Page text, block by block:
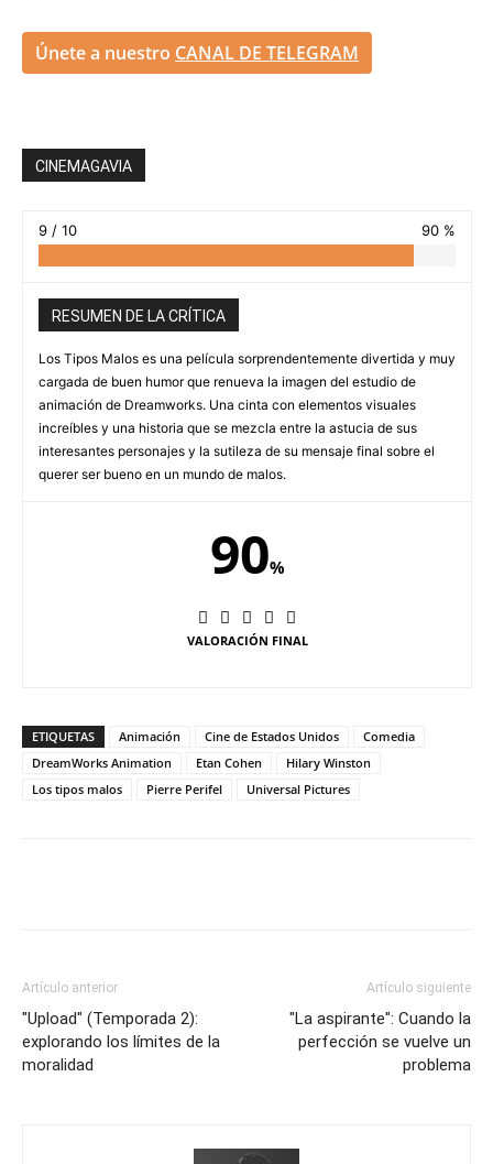
Únete a nuestro CANAL DE TELEGRAM
CINEMAGAVIA
9 / 10 90 %
RESUMEN DE LA CRÍTICA
Los Tipos Malos es una película sorprendentemente divertida y muy
cargada de buen humor que renueva la imagen del estudio de
animación de Dreamworks. Una cinta con elementos visuales
increíbles y una historia que se mezcla entre la astucia de sus
interesantes personajes y la sutileza de su mensaje final sobre el
querer ser bueno en un mundo de malos.
90%
VALORACIÓN FINAL
ETIQUETAS Animación Cine de Estados Unidos
Comedia
DreamWorks Animation
Etan Cohen
Hilary Winston
Los tipos malos
Pierre Perifel Universal Pictures
Artículo anterior
"Upload" (Temporada 2):
explorando los límites de la
moralidad
Artículo siguiente
"La aspirante": Cuando la
perfección se vuelve un
problema